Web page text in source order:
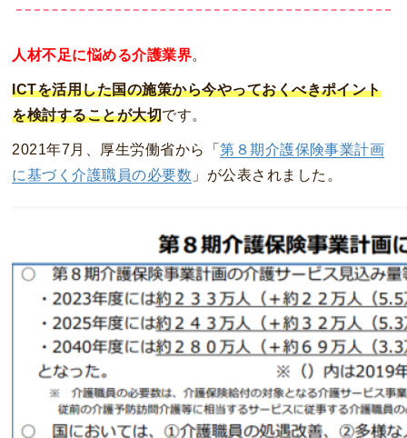
人材不足に悩める介護業界。
ICTを活用した国の施策から今やっておくべきポイント
を検討することが大切です。
2021年7月、厚生労働省から「第８期介護保険事業計画
に基づく介護職員の必要数 」が公表されました。